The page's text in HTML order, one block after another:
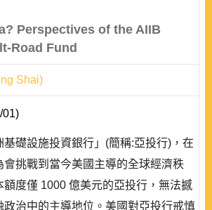
Perspectives of the AIIB
Road Fund
Shai)
01)
基礎設施投資銀行」(簡稱:亞投行)，在
會挑戰到當今美國主導的全球經濟秩
額度僅 1000 億美元的亞投行，無法撼
政治中的主導地位。美國對亞投行戒慎